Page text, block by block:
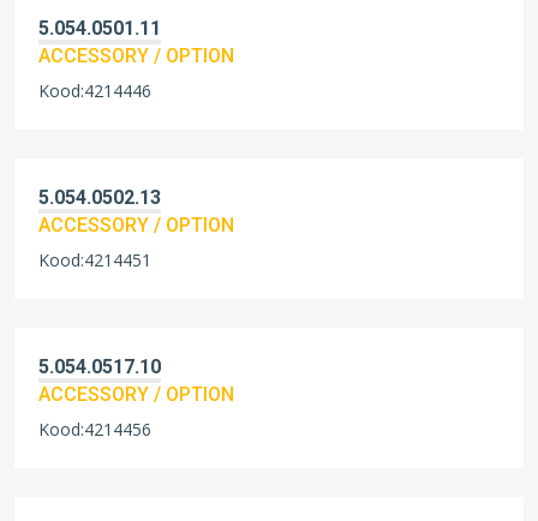
5.054.0501.11
ACCESSORY / OPTION
Kood:4214446
5.054.0502.13
ACCESSORY / OPTION
Kood:4214451
5.054.0517.10
ACCESSORY / OPTION
Kood:4214456